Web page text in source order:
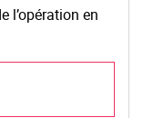
l’opération en